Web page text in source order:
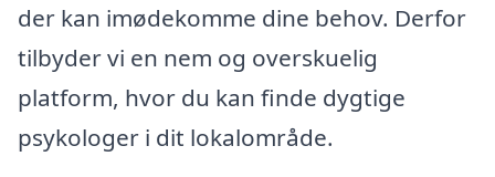
der kan imødekomme dine behov. Derfor
tilbyder vi en nem og overskuelig
platform, hvor du kan finde dygtige
psykologer i dit lokalområde.